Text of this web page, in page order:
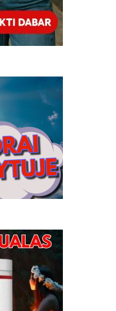
Patvirtintas draudžiamų į
Lietuvą įvežti rusiškos ir
baltarusiškos kilmės
sąrašas
2024-05-29